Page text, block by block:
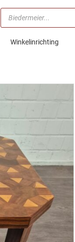
Producten
zoeken
Winkelinrichting